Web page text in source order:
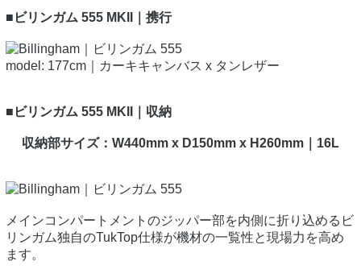
■ビリンガム 555 MKII｜携行
model: 177cm｜カーキキャンバス x タンレザー
■ビリンガム 555 MKII｜収納
収納部サイズ：W440mm x D150mm x H260mm｜16L
メインコンパートメントのジッパー部を内側に折り込めるビ
リンガム独自のTukTop仕様が機材の一覧性と現場力を高め
ます。